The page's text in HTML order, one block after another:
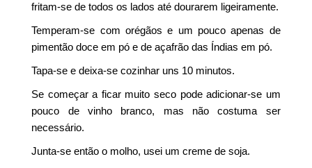
fritam-se de todos os lados até dourarem ligeiramente.
Temperam-se com orégãos e um pouco apenas de
pimentão doce em pó e de açafrão das Índias em pó.
Tapa-se e deixa-se cozinhar uns 10 minutos.
Se começar a ficar muito seco pode adicionar-se um
pouco de vinho branco, mas não costuma ser
necessário.
Junta-se então o molho, usei um creme de soja.